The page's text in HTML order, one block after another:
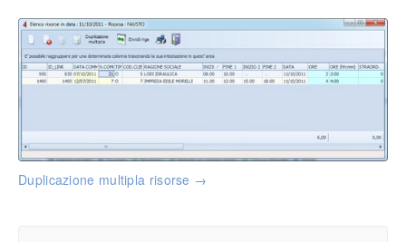
Modulo Archiviazione ottica
Modulo Strumenti di contatto
Modulo Importazione articoli da Excel
Invio massivo sms
Duplicazione multipla risorse →